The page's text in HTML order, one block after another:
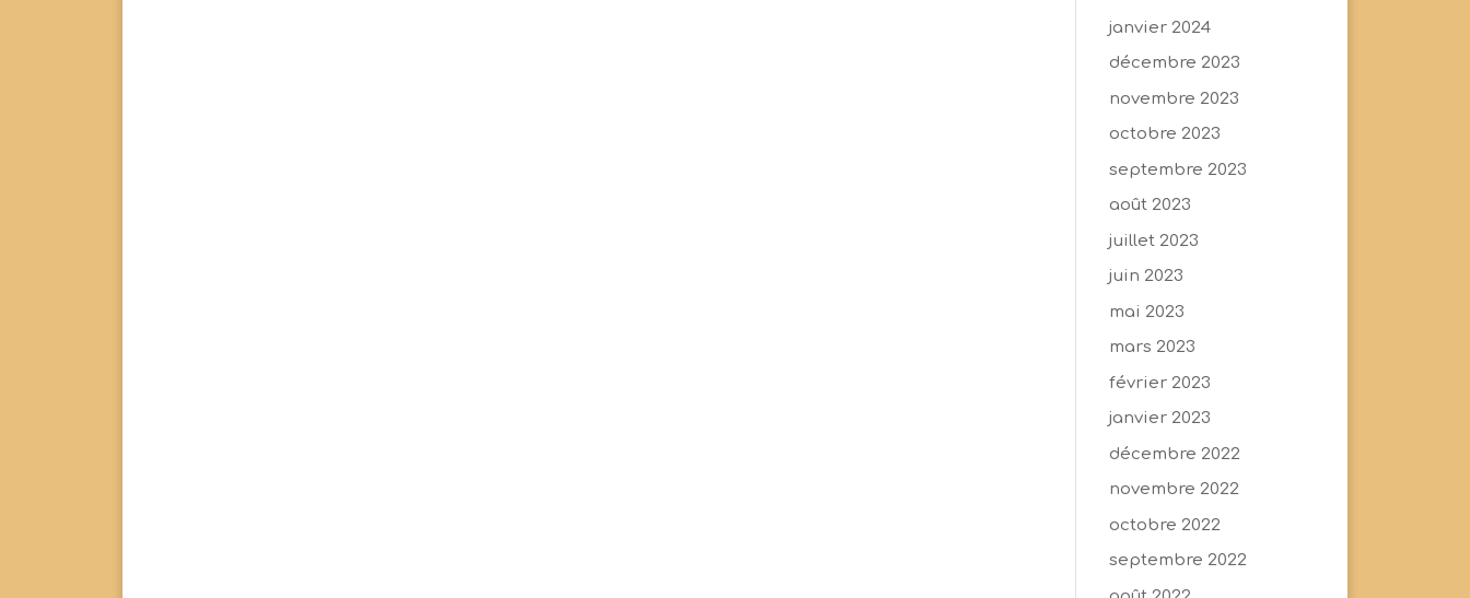
janvier 2024
décembre 2023
novembre 2023
octobre 2023
septembre 2023
août 2023
juillet 2023
juin 2023
mai 2023
mars 2023
février 2023
janvier 2023
décembre 2022
novembre 2022
octobre 2022
septembre 2022